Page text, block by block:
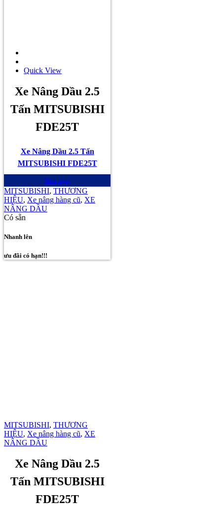
Quick View
Xe Nâng Dầu 2.5
Tấn MITSUBISHI
FDE25T
Xe Nâng Dầu 2.5 Tấn
MITSUBISHI FDE25T
Mua ngay
MITSUBISHI, THƯƠNG
HIỆU, Xe nâng hàng cũ, XE
NÂNG DẦU
Có sẵn
Nhanh lên
ưu đãi có hạn!!!
MITSUBISHI, THƯƠNG
HIỆU, Xe nâng hàng cũ, XE
NÂNG DẦU
Xe Nâng Dầu 2.5
Tấn MITSUBISHI
FDE25T